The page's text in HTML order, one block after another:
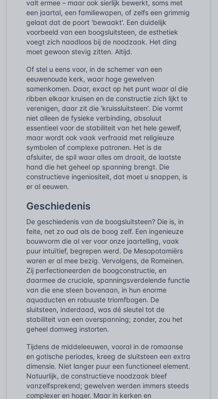
valt ermee – maar ook sierlijk bewerkt, soms met
een jaartal, een familiewapen, of zelfs een grimmig
gelaat dat de poort 'bewaakt'. Een duidelijk
voorbeeld van een boogsluitsteen, de esthetiek
voegt zich naadloos bij de noodzaak. Het ding
moet gewoon stevig zitten. Altijd.
Of stel u eens voor, in de schemer van een
eeuwenoude kerk, waar hoge gewelven
samenkomen. Daar, exact op het punt waar al die
ribben elkaar kruisen en de constructie zich lijkt te
verenigen, daar zit die ‘kruissluitsteen’. Die vormt
niet alleen de fysieke verbinding, absoluut
essentieel voor de stabiliteit van het hele gewelf,
maar wordt ook vaak verfraaid met religieuze
symbolen of complexe patronen. Het is de
afsluiter, de spil waar alles om draait, de laatste
hand die het geheel op spanning brengt. Die
constructieve ingeniositeit, dat moet u snappen, is
er al eeuwen.
Geschiedenis
De geschiedenis van de boogsluitsteen? Die is, in
feite, net zo oud als de boog zelf. Een ingenieuze
bouwvorm die al ver voor onze jaartelling, vaak
puur intuïtief, begrepen werd. De Mesopotamiërs
waren er al mee bezig. Vervolgens, de Romeinen.
Zij perfectioneerden de boogconstructie, en
daarmee de cruciale, spanningsverdelende functie
van die ene steen bovenaan, in hun enorme
aquaducten en robuuste triomfbogen. De
sluitsteen, inderdaad, was dé sleutel tot de
stabiliteit van een overspanning; zonder, zou het
geheel domweg instorten.
Tijdens de middeleeuwen, vooral in de romaanse
en gotische periodes, kreeg de sluitsteen een extra
dimensie. Niet langer puur een functioneel element.
Natuurlijk, de constructieve noodzaak bleef
vanzelfsprekend; gewelven werden immers steeds
complexer en hoger. Maar in kerken en